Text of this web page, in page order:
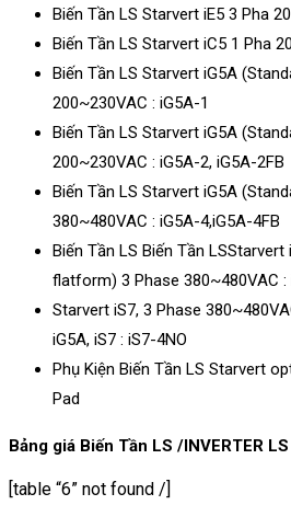
Biến Tần LS Starvert iE5 3 Pha
Biến Tần LS Starvert iC5 1 Pha
Biến Tần LS Starvert iG5A
200~230VAC : iG5A-1
Biến Tần LS Starvert iG5A
200~230VAC : iG5A-2, iG5A-2FB
Biến Tần LS Starvert iG5A
380~480VAC : iG5A-4,iG5A-4FB
Biến Tần LS Biến Tần
flatform) 3 Phase 380~480VAC :
Starvert iS7, 3 Phase
iG5A, iS7 : iS7-4NO
Phụ Kiện Biến Tần LS Starvert
Pad
Bảng giá Biến Tần LS /INVERTER LS
[table “6” not found /]